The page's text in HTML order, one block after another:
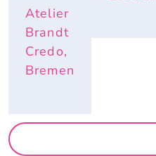
Atelier
Brandt
Credo,
Bremen